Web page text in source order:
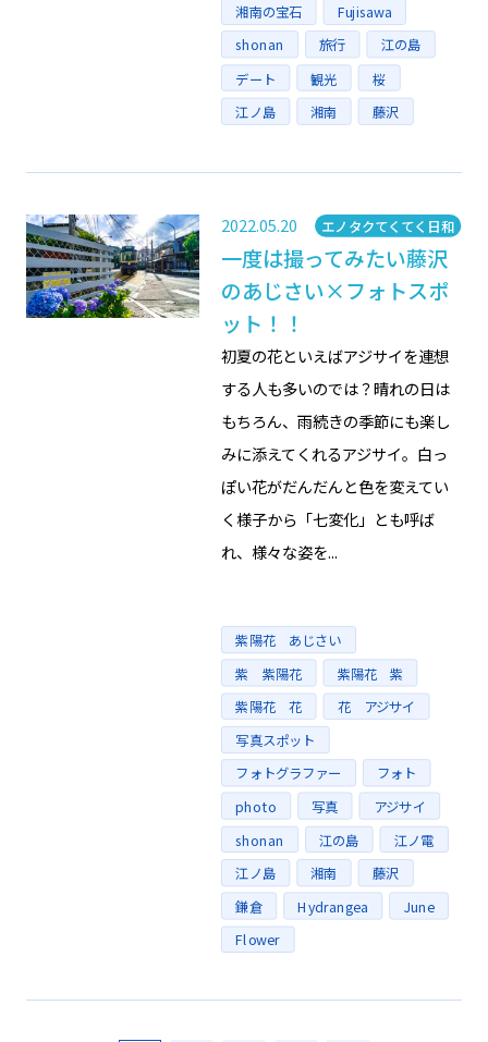
湘南の宝石
Fujisawa
shonan
旅行
江の島
デート
観光 桜
江ノ島 湘南 藤沢
一度は撮ってみたい藤沢
のあじさい×フォトスポ
ット！！
2022.05.20
初夏の花といえばアジサイを連想
する人も多いのでは？晴れの日は
もちろん、雨続きの季節にも楽し
みに添えてくれるアジサイ。白っ
ぽい花がだんだんと色を変えてい
く様子から「七変化」とも呼ば
れ、様々な姿を...
Category
エノタクてくてく日和
Tags
紫陽花 あじさい
紫 紫陽花
紫陽花 紫
紫陽花 花
花 アジサイ
写真スポット
フォトグラファー
フォト
photo
写真 アジサイ
shonan 江の島 江ノ電
江ノ島 湘南
藤沢
鎌倉
Hydrangea
June
Flower